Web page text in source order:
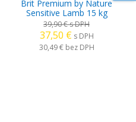
Brit Premium by Nature
Sensitive Lamb 15 kg
39,90 €s DPH
37,50 € s DPH
30,49 € bez DPH